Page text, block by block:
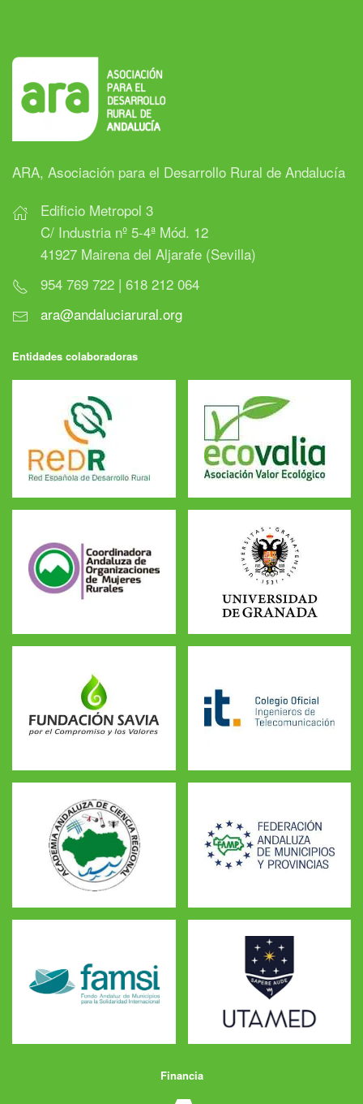
ARA, Asociación para el Desarrollo Rural de Andalucía
Edificio Metropol 3
C/ Industria nº 5-4ª Mód. 12
41927 Mairena del Aljarafe (Sevilla)
954 769 722 | 618 212 064
ara@andaluciarural.org
Entidades colaboradoras
Financia